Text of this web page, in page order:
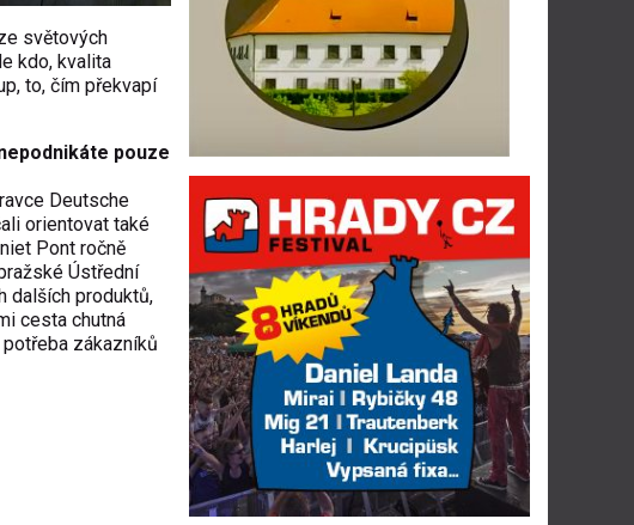
světových
kdo, kvalita
to, čím překvapí
pouze
Deutsche
orientovat také
Pont ročně
Ústřední
dalších produktů,
cesta chutná
zákazníků